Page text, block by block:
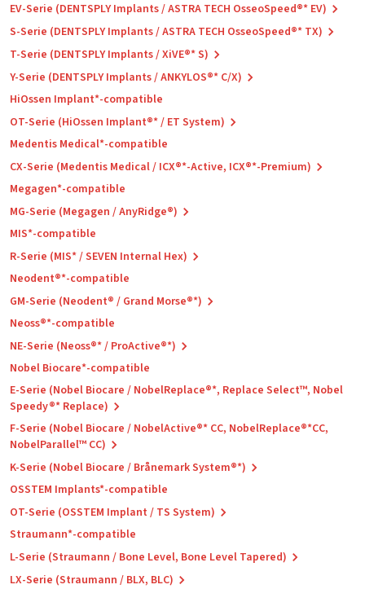
EV-Serie (DENTSPLY Implants / ASTRA TECH OsseoSpeed®* EV)
S-Serie (DENTSPLY Implants / ASTRA TECH OsseoSpeed®* TX)
T-Serie (DENTSPLY Implants / XiVE®* S)
Y-Serie (DENTSPLY Implants / ANKYLOS®* C/X)
HiOssen Implant*-compatible
OT-Serie (HiOssen Implant®* / ET System)
Medentis Medical*-compatible
CX-Serie (Medentis Medical / ICX®*-Active, ICX®*-Premium)
Megagen*-compatible
MG-Serie (Megagen / AnyRidge®)
MIS*-compatible
R-Serie (MIS* / SEVEN Internal Hex)
Neodent®*-compatible
GM-Serie (Neodent® / Grand Morse®*)
Neoss®*-compatible
NE-Serie (Neoss®* / ProActive®*)
Nobel Biocare*-compatible
E-Serie (Nobel Biocare / NobelReplace®*, Replace Select™, Nobel
Speedy®* Replace)
F-Serie (Nobel Biocare / NobelActive®* CC, NobelReplace®*CC,
NobelParallel™ CC)
K-Serie (Nobel Biocare / Brånemark System®*)
OSSTEM Implants*-compatible
OT-Serie (OSSTEM Implant / TS System)
Straumann*-compatible
L-Serie (Straumann / Bone Level, Bone Level Tapered)
LX-Serie (Straumann / BLX, BLC)